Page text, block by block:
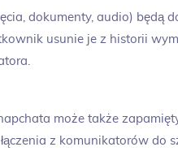
dokumenty, audio) będą
usunie je z historii
może także
z komunikatorów